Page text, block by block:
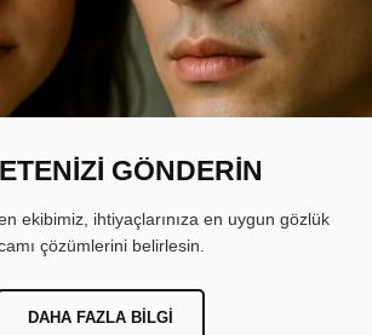
GÖNDERİN
ekibimiz, ihtiyaçlarınıza en uygun gözlük
çözümlerini belirlesin.
DAHA FAZLA BILGI